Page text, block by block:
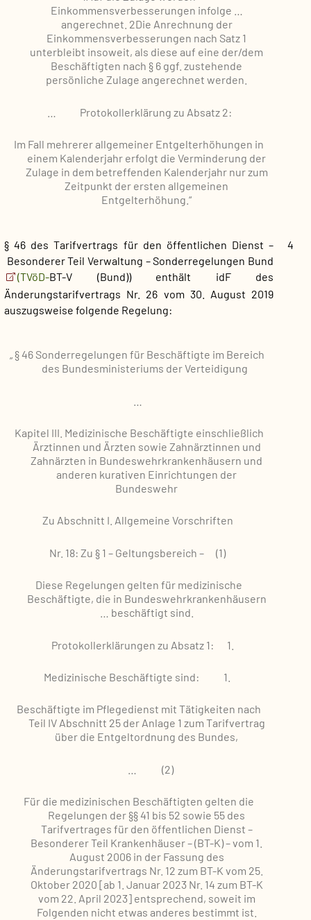
Einkommensverbesserungen infolge …
angerechnet. 2Die Anrechnung der
Einkommensverbesserungen nach Satz 1
unterbleibt insoweit, als diese auf eine der/dem
Beschäftigten nach § 6 ggf. zustehende
persönliche Zulage angerechnet werden.
Protokollerklärung zu Absatz 2:
Im Fall mehrerer allgemeiner Entgelterhöhungen in
einem Kalenderjahr erfolgt die Verminderung der
Zulage in dem betreffenden Kalenderjahr nur zum
Zeitpunkt der ersten allgemeinen
Entgelterhöhung.“
4
§ 46 des Tarifvertrags für den öffentlichen Dienst –
Besonderer Teil Verwaltung – Sonderregelungen Bund
(TVöD-BT-V (Bund)) enthält idF des
Änderungstarifvertrags Nr. 26 vom 30. August 2019
auszugsweise folgende Regelung:
„§ 46 Sonderregelungen für Beschäftigte im Bereich
des Bundesministeriums der Verteidigung
Kapitel III. Medizinische Beschäftigte einschließlich
Ärztinnen und Ärzten sowie Zahnärztinnen und
Zahnärzten in Bundeswehrkrankenhäusern und
anderen kurativen Einrichtungen der
Bundeswehr
Zu Abschnitt I. Allgemeine Vorschriften
Nr. 18: Zu § 1 – Geltungsbereich – (1)
Diese Regelungen gelten für medizinische
Beschäftigte, die in Bundeswehrkrankenhäusern
… beschäftigt sind.
Protokollerklärungen zu Absatz 1: 1.
Medizinische Beschäftigte sind: 1.
Beschäftigte im Pflegedienst mit Tätigkeiten nach
Teil IV Abschnitt 25 der Anlage 1 zum Tarifvertrag
über die Entgeltordnung des Bundes,
(2)
Für die medizinischen Beschäftigten gelten die
Regelungen der §§ 41 bis 52 sowie 55 des
Tarifvertrages für den öffentlichen Dienst –
Besonderer Teil Krankenhäuser – (BT-K) – vom 1.
August 2006 in der Fassung des
Änderungstarifvertrags Nr. 12 zum BT-K vom 25.
Oktober 2020 [ab 1. Januar 2023 Nr. 14 zum BT-K
vom 22. April 2023] entsprechend, soweit im
Folgenden nicht etwas anderes bestimmt ist.